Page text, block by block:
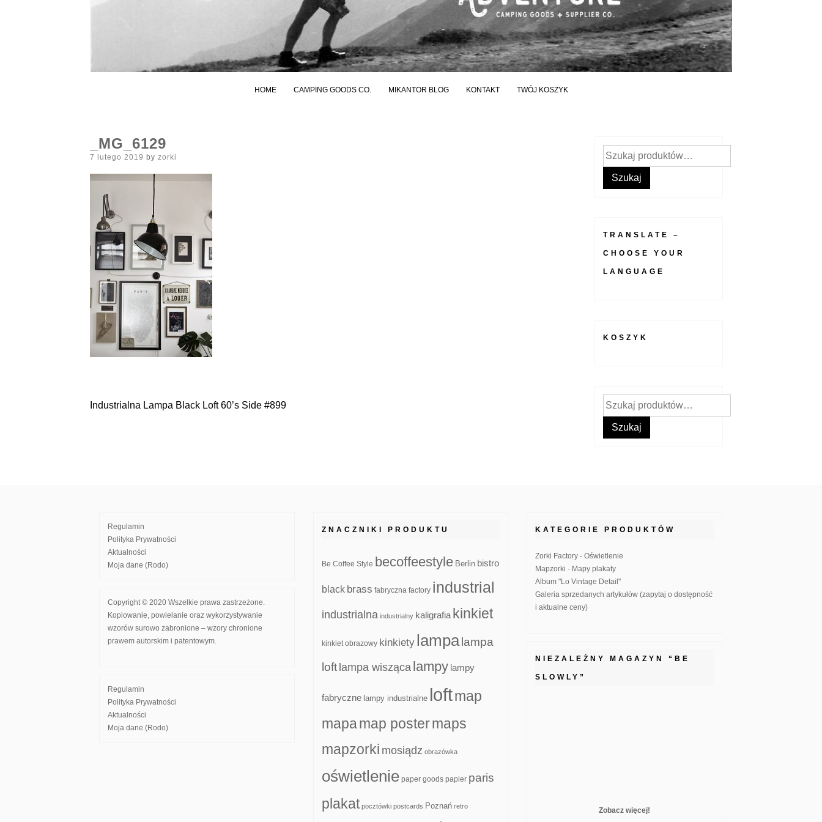
HOME CAMPING GOODS CO. MIKANTOR BLOG KONTAKT TWÓJ KOSZYK
_MG_6129
Posted
7 lutego 2019 by zorki
Nawigacja
Industrialna Lampa Black Loft 60’s Side #899
Szukaj:
Szukaj
TRANSLATE –
CHOOSE YOUR
LANGUAGE
KOSZYK
Szukaj:
Szukaj
Regulamin
Polityka Prywatności
Aktualności
Moja dane (Rodo)
Copyright © 2020 Wszelkie prawa zastrzeżone.
Kopiowanie, powielanie oraz wykorzystywanie
wzorów surowo zabronione – wzory chronione
prawem autorskim i patentowym.
Regulamin
Polityka Prywatności
Aktualności
Moja dane (Rodo)
ZNACZNIKI PRODUKTU
Be Coffee Style becoffeestyle Berlin bistro
black brass fabryczna factory industrial
industrialna industrialny kaligrafia kinkiet
kinkiet obrazowy kinkiety lampa lampa
loft lampa wisząca lampy lampy
fabryczne lampy industrialne loftmap
mapamap postermaps
mapzorki mosiądz obrazówka
oświetlenie paper goods papier paris
plakat pocztówki postcards Poznań retro
KATEGORIE PRODUKTÓW
Zorki Factory - Oświetlenie
Mapzorki - Mapy plakaty
Album "Lo Vintage Detail"
Galeria sprzedanych artykułów (zapytaj o dostępność
i aktualne ceny)
NIEZALEŻNY MAGAZYN “BE
SLOWLY”
Zobacz więcej!